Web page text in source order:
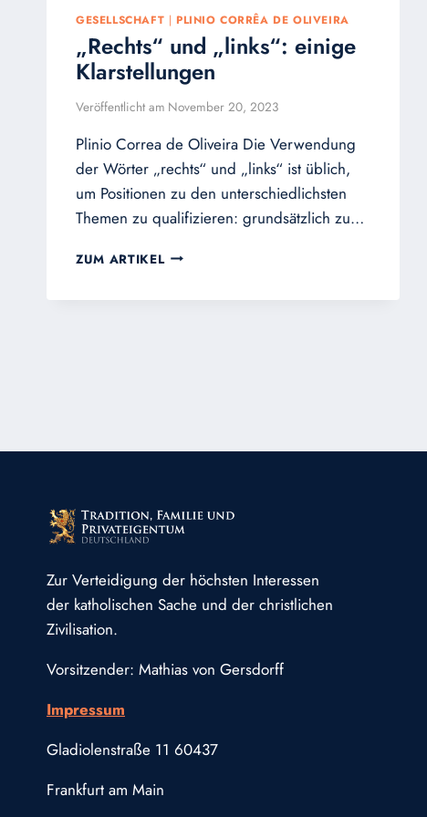
GESELLSCHAFT | PLINIO CORRÊA DE OLIVEIRA
„Rechts“ und „links“: einige
Klarstellungen
Veröffentlicht am November 20, 2023
Plinio Correa de Oliveira Die Verwendung
der Wörter „rechts“ und „links“ ist üblich,
um Positionen zu den unterschiedlichsten
Themen zu qualifizieren: grundsätzlich zu…
ZUM ARTIKEL „RECHTS“
Zur Verteidigung der höchsten Interessen
der katholischen Sache und der christlichen
Zivilisation.
Vorsitzender: Mathias von Gersdorff
Impressum
Gladiolenstraße 11 60437
Frankfurt am Main